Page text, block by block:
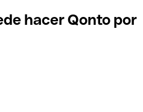
hacer Qonto por